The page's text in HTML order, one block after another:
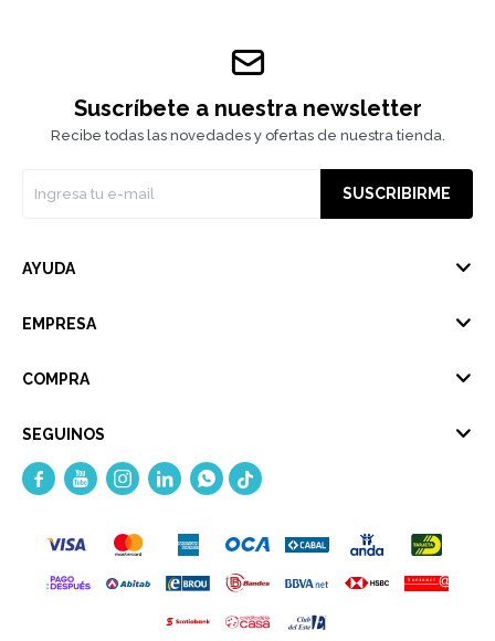
Suscríbete a nuestra newsletter
Recibe todas las novedades y ofertas de nuestra tienda.
SUSCRIBIRME
AYUDA
EMPRESA
COMPRA
SEGUINOS
    